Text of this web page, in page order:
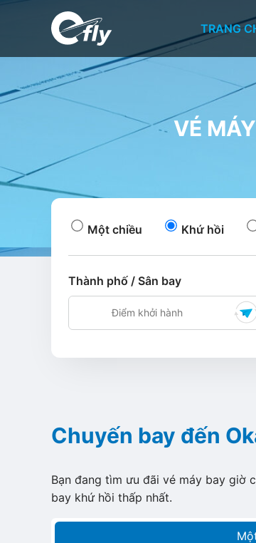
TRANG
VÉ
Một chiều Khứ hồi
Thành phố / Sân bay
Chuyến bay đến
Bạn đang tìm ưu đãi vé máy bay giờ
bay khứ hồi thấp nhất.